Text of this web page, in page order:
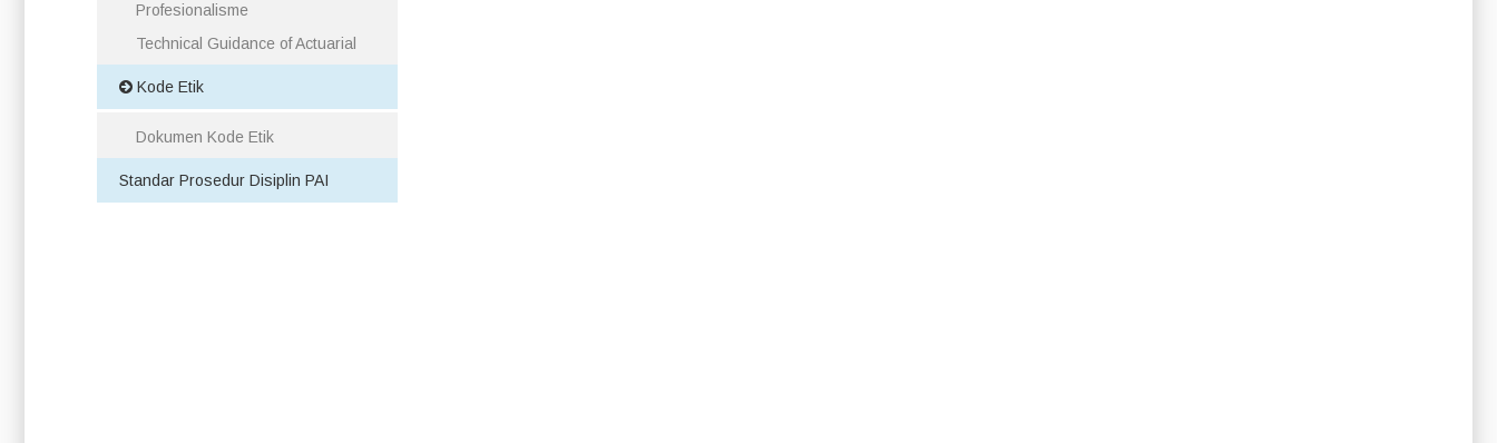
Profesionalisme
Technical Guidance of Actuarial
Kode Etik
Dokumen Kode Etik
Standar Prosedur Disiplin PAI